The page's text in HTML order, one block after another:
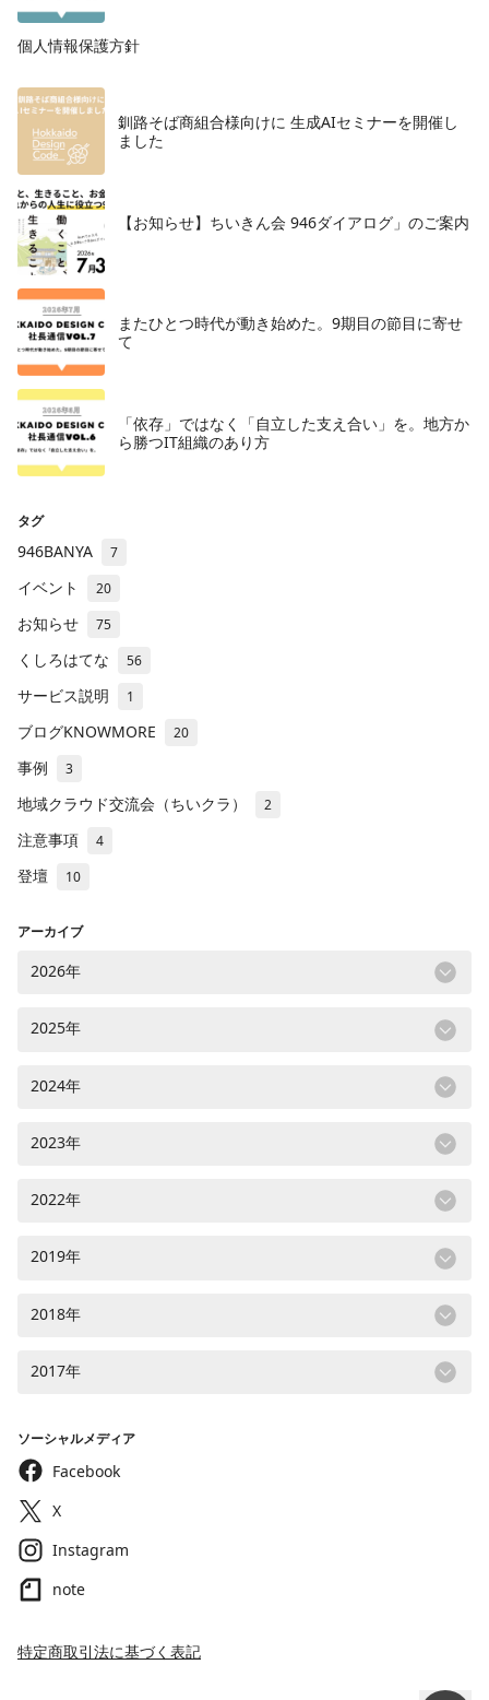
個人情報保護方針
釧路そば商組合様向けに 生成AIセミナーを開催し
ました
【お知らせ】ちいきん会 946ダイアログ」のご案内
またひとつ時代が動き始めた。9期目の節目に寄せ
て
「依存」ではなく「自立した支え合い」を。地方か
ら勝つIT組織のあり方
タグ
946BANYA 7
イベント 20
お知らせ 75
くしろはてな 56
サービス説明 1
ブログKNOWMORE 20
事例 3
地域クラウド交流会（ちいクラ） 2
注意事項 4
登壇 10
アーカイブ
2026年
2025年
2024年
2023年
2022年
2019年
2018年
2017年
ソーシャルメディア
Facebook
X
Instagram
note
特定商取引法に基づく表記